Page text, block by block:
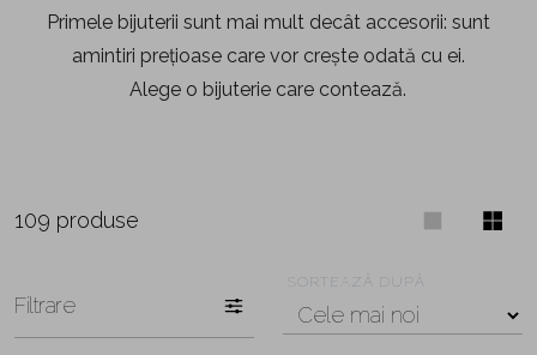
Primele bijuterii sunt mai mult decât accesorii: sunt
amintiri prețioase care vor crește odată cu ei.
Alege o bijuterie care contează.
109 produse
Filtrare
SORTEAZĂ DUPĂ